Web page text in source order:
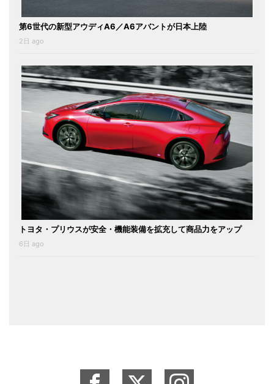
第6世代の新型アウディA6／A6アバントが日本上陸
2日 ago
トヨタ・プリウスが安全・機能装備を拡充して商品力をアップ
6日 ago